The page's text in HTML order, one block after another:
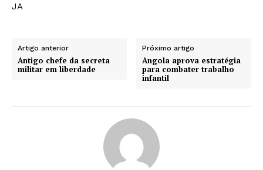
JA
Artigo anterior
Antigo chefe da secreta
militar em liberdade
Próximo artigo
Angola aprova estratégia
para combater trabalho
infantil